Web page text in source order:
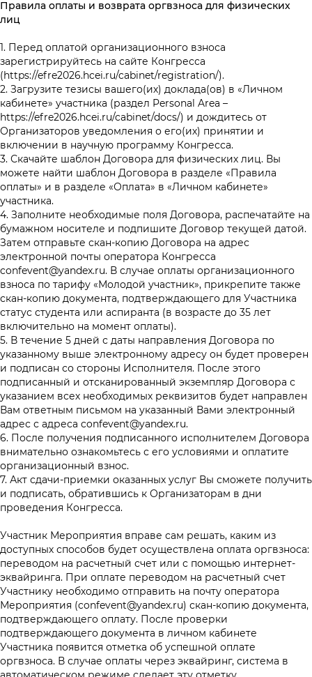
Правила оплаты и возврата оргвзноса для физических
лиц
1. Перед оплатой организационного взноса
зарегистрируйтесь на сайте Конгресса
(https://efre2026.hcei.ru/cabinet/registration/).
2. Загрузите тезисы вашего(их) доклада(ов) в «Личном
кабинете» участника (раздел Personal Area –
https://efre2026.hcei.ru/cabinet/docs/) и дождитесь от
Организаторов уведомления о его(их) принятии и
включении в научную программу Конгресса.
3. Скачайте шаблон Договора для физических лиц. Вы
можете найти шаблон Договора в разделе «Правила
оплаты» и в разделе «Оплата» в «Личном кабинете»
участника.
4. Заполните необходимые поля Договора, распечатайте на
бумажном носителе и подпишите Договор текущей датой.
Затем отправьте скан-копию Договора на адрес
электронной почты оператора Конгресса
confevent@yandex.ru. В случае оплаты организационного
взноса по тарифу «Молодой участник», прикрепите также
скан-копию документа, подтверждающего для Участника
статус студента или аспиранта (в возрасте до 35 лет
включительно на момент оплаты).
5. В течение 5 дней с даты направления Договора по
указанному выше электронному адресу он будет проверен
и подписан со стороны Исполнителя. После этого
подписанный и отсканированный экземпляр Договора с
указанием всех необходимых реквизитов будет направлен
Вам ответным письмом на указанный Вами электронный
адрес с адреса confevent@yandex.ru.
6. После получения подписанного исполнителем Договора
внимательно ознакомьтесь с его условиями и оплатите
организационный взнос.
7. Акт сдачи-приемки оказанных услуг Вы сможете получить
и подписать, обратившись к Организаторам в дни
проведения Конгресса.
Участник Мероприятия вправе сам решать, каким из
доступных способов будет осуществлена оплата оргвзноса:
переводом на расчетный счет или с помощью интернет-
эквайринга. При оплате переводом на расчетный счет
Участнику необходимо отправить на почту оператора
Мероприятия (confevent@yandex.ru) скан-копию документа,
подтверждающего оплату. После проверки
подтверждающего документа в личном кабинете
Участника появится отметка об успешной оплате
оргвзноса. В случае оплаты через эквайринг, система в